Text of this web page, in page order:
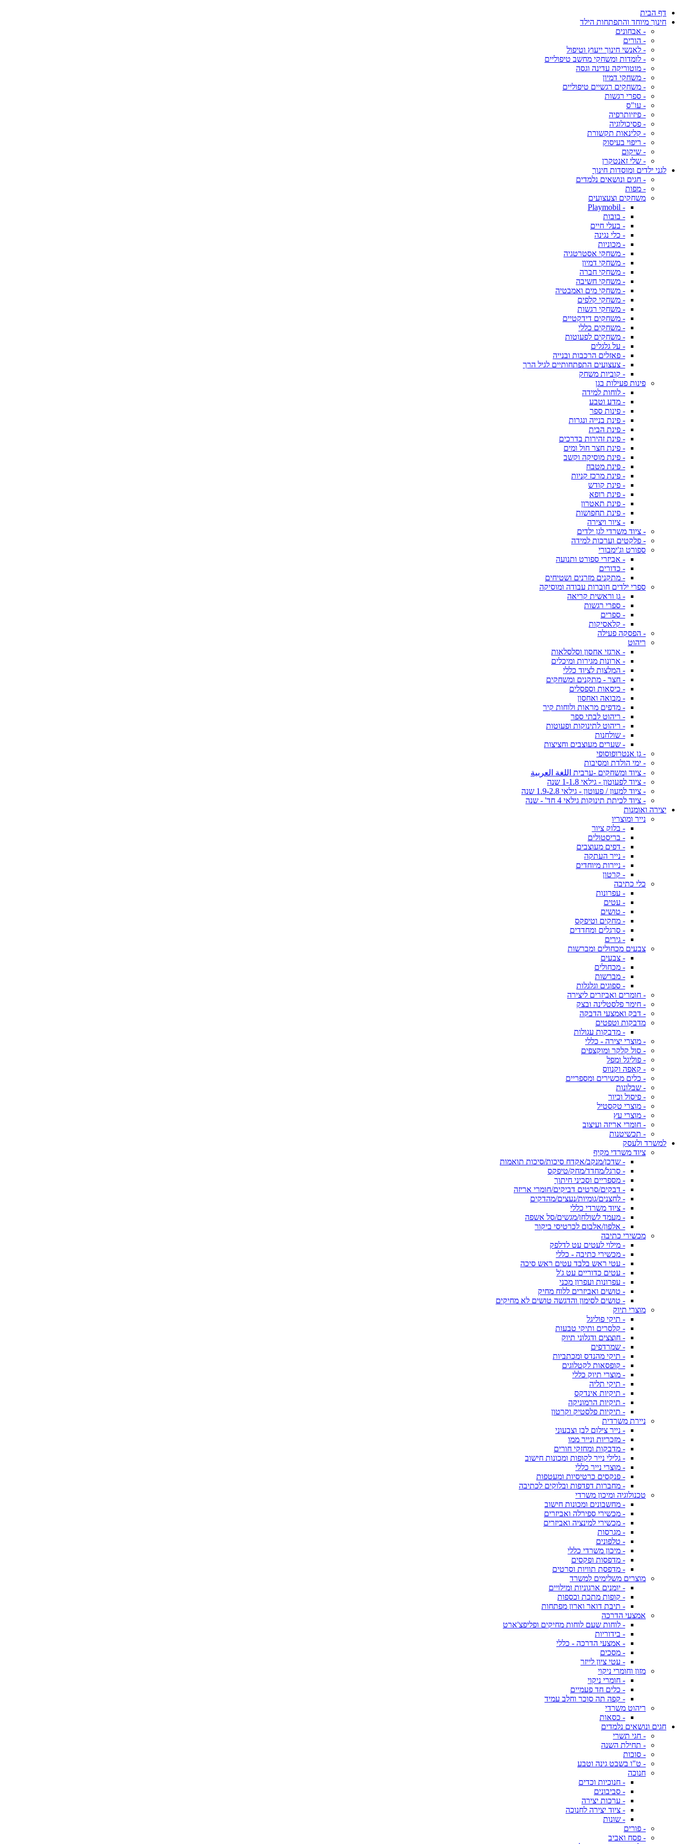
דף הבית
חינוך מיוחד והתפתחות הילד
- אבחונים
- הורים
- לאנשי חינוך ייעוץ וטיפול
- לומדות ומשחקי מחשב טיפוליים
- מוטוריקה עדינה וגסה
- משחקי דמיון
- משחקים רגשיים טיפוליים
- ספרי רגשות
- עו"ס
- פיזיותרפיה
- פסיכולוגיה
- קלינאות תקשורת
- ריפוי בעיסוק
- שיקום
- שלי זאנטקרן
לגני ילדים ומוסדות חינוך
- חגים ונושאים נלמדים
- מפות
משחקים וצעצועים
- Playmobil
- בובות
- בעלי חיים
- כלי נגינה
- מכוניות
- משחקי אסטרטגיה
- משחקי דמיון
- משחקי חברה
- משחקי חשיבה
- משחקי מים ואמבטיה
- משחקי קלפים
- משחקי רגשות
- משחקים דידקטיים
- משחקים כללי
- משחקים לפעוטות
- על גלגלים
- פאזלים הרכבות ובנייה
- צעצועים התפתחותיים לגיל הרך
- קוביות משחק
פינות פעילות בגן
- לוחות למידה
- מדע וטבע
- פינות ספר
- פינת בנייה ונגרות
- פינת הבית
- פינת זהירות בדרכים
- פינת חצר חול ומים
- פינת מוסיקה וקשב
- פינת מטבח
- פינת מרכז קניות
- פינת קודש
- פינת רופא
- פינת תאטרון
- פינת תחפושות
- ציור ויצירה
- ציוד משרדי לגן ילדים
- פלקטים וערכות למידה
ספורט וג'ימבורי
- אביזרי ספורט ותנועה
- כדורים
- מתקנים מזרנים ושטיחים
ספרי ילדים חוברות עבודה ומוסיקה
- גן וראשית קריאה
- ספרי רגשות
- ספרים
- קלאסיקות
- הפסקה פעילה
ריהוט
- ארגזי אחסון וסלסלאות
- ארונות מגירות ומיכלים
- המלצות לציוד כללי
- חצר - מתקנים ומשחקים
- כיסאות וספסלים
- מבואה ואחסון
- מדפים מראות ולוחות קיר
- ריהוט לבתי ספר
- ריהוט לתינוקות ופעוטות
- שולחנות
- שערים מעוצבים וחציצות
- גן אנטרופוסופי
- ימי הולדת ומסיבות
- ציוד ומשחקים -ערבית اللغة العربية
- ציוד לפעוטון - גילאי 1-1.8 שנה
- ציוד למעון / פעוטון - גילאי 1.9-2.8 שנה
- ציוד לכיתת תינוקות גילאי 4 חד' - שנה
יצירה ואומנות
נייר ומוצריו
- בלוק ציור
- בריסטולים
- דפים מעוצבים
- נייר העתקה
- ניירות מיוחדים
- קרטון
כלי כתיבה
- עפרונות
- עטים
- טושים
- מחקים וטיפקס
- סרגלים ומחדדים
- גירים
צבעים מכחולים ומברשות
- צבעים
- מכחולים
- מברשות
- ספוגים וגלגלות
- חומרים ואביזרים ליצירה
- חימר פלסטלינה ובצק
- דבק ואמצעי הדבקה
מדבקות וטפטים
- מדבקות עגולות
- מוצרי יצירה - כללי
- סול קלקר ומוקצפים
- פוליגל ומפל
- קאפה וקנווס
- כלים מכשירים ומספריים
- שבלונות
- פיסול וכיור
- מוצרי טקסטיל
- מוצרי עץ
- חומרי אריזה ועיצוב
- תכשיטנות
למשרד ולעסק
ציוד משרדי מקיף
- שדכן/מנקב/אקדח סיכות/סיכות תואמות
- סרגל/מחדד/מחק/טיפקס
- מספריים וסכיני חיתוך
- דבקים/סרטים דביקים/חומרי אריזה
- לחצנים/גומיות/נעצים/מהדקים
- ציוד משרדי כללי
- מעמד לשולחן/מגשים/סל אשפה
- אלפון/אלבום לכרטיסי ביקור
מכשירי כתיבה
- מילוי לעטים עט לדלפק
- מכשירי כתיבה - כללי
- עטי ראש בלבד עטים ראש סיכה
- עטים כדוריים עט ג'ל
- עפרונות ועפרון מכני
- טושים ואביזרים ללוח מחיק
- טושים לסימון והדגשה טושים לא מחיקים
מוצרי תיוק
- תיקי פוליגל
- קלסרים ותיקי טבעות
- חוצצים ודגלוני תיוק
- שמרדפים
- תיקי מהנדס ומכתביות
- קופסאות לקטלוגים
- מוצרי תיוק כללי
- תיקי תליה
- תיקיות אינדקס
- תיקיות הרמוניקה
- תיקיות פלסטיק וקרטון
ניירת משרדית
- נייר צילום לבן וצבעוני
- מזכריות ונייר ממו
- מדבקות ומחזקי חורים
- גלילי נייר לקופות ומכונות חישוב
- מוצרי נייר כללי
- פנקסים כרטיסיות ומעטפות
- מחברות דפדפות ובלוקים לכתיבה
טכנולוגיה ומיכון משרדי
- מחשבונים ומכונות חישוב
- מכשירי ספירלה ואביזרים
- מכשירי למינציה ואביזרים
- מגרסות
- טלפונים
- מיכון משרדי כללי
- מדפסות ופקסים
- מדפסת תוויות וסרטים
מוצרים משלימים למשרד
- יומנים ארגוניות ומילויים
- קופות מתכת וכספות
- תיבת דואר וארון מפתחות
אמצעי הדרכה
- לוחות שעם לוחות מחיקים ופליפצ'ארט
- בידוריות
- אמצעי הדרכה - כללי
- מסכים
- עטי ציון לייזר
מזון וחומרי ניקוי
- חומרי ניקוי
- כלים חד פעמיים
- קפה תה סוכר וחלב עמיד
ריהוט משרדי
- כסאות
חגים ונושאים נלמדים
- חגי תשרי
- תחילת השנה
- סוכות
- ט"ו בשבט גינה וטבע
חנוכה
- חנוכיות וכדים
- סביבונים
- ערכות יצירה
- ציוד יצירה לחנוכה
- שונות
- פורים
- פסח ואביב